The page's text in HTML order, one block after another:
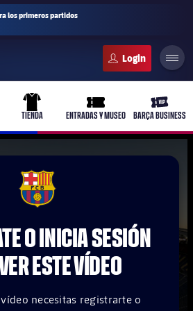
los primeros partidos
uniform
TIENDA
ticket-full
ENTRADAS Y MUSEO
ticket-
BARÇA BUSINESS
FCB Barcelona badge
O INICIA SESIÓN
ESTE VÍDEO
necesitas registrarte o